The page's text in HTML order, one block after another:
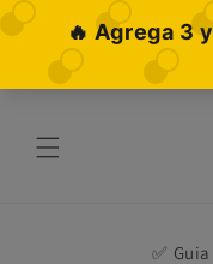
Ir
directamente
al contenido
✅